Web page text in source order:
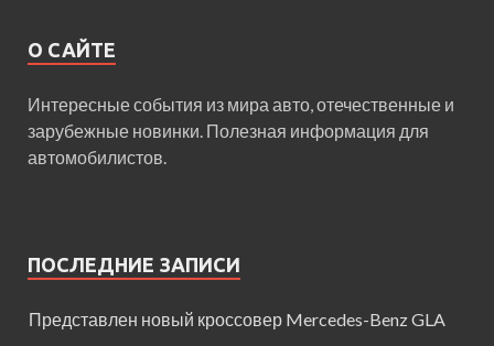
О САЙТЕ
Интересные события из мира авто, отечественные и
зарубежные новинки. Полезная информация для
автомобилистов.
ПОСЛЕДНИЕ ЗАПИСИ
Представлен новый кроссовер Mercedes-Benz GLA